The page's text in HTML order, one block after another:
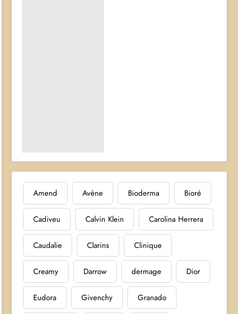
Amend Avène Bioderma Bioré
Cadiveu Calvin Klein Carolina Herrera
Caudalie Clarins Clinique
Creamy Darrow dermage Dior
Eudora Givenchy Granado